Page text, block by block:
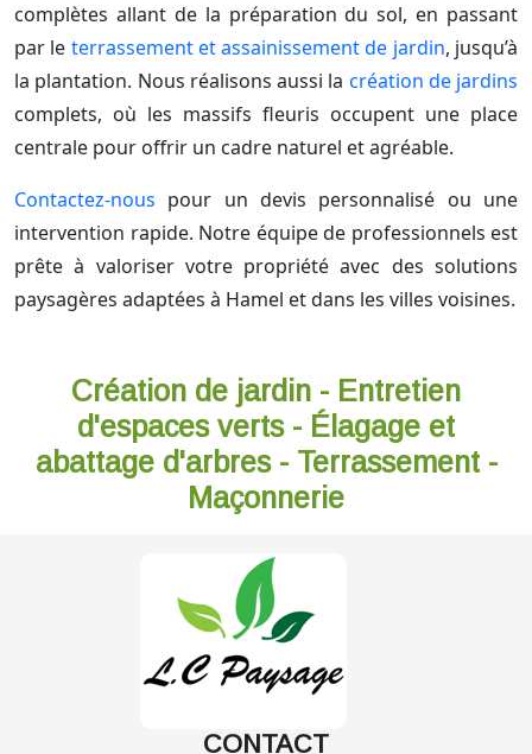
complètes allant de la préparation du sol, en passant
par le terrassement et assainissement de jardin, jusqu’à
la plantation. Nous réalisons aussi la création de jardins
complets, où les massifs fleuris occupent une place
centrale pour offrir un cadre naturel et agréable.
Contactez-nous pour un devis personnalisé ou une
intervention rapide. Notre équipe de professionnels est
prête à valoriser votre propriété avec des solutions
paysagères adaptées à Hamel et dans les villes voisines.
Création de jardin - Entretien
d'espaces verts - Élagage et
abattage d'arbres - Terrassement -
Maçonnerie
CONTACT